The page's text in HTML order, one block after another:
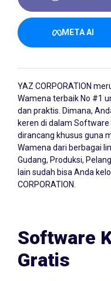
META AI
YAZ CORPORATION
Wamena terbaik No #1
dan praktis. Dimana,
keren di dalam Software
dirancang khusus guna
Wamena dari berbagai
Gudang, Produksi,
lain sudah bisa Anda
CORPORATION.
Software
Gratis